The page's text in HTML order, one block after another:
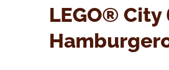
LEGO® City